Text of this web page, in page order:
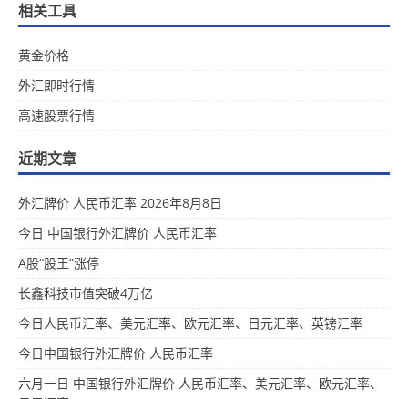
相关工具
黄金价格
外汇即时行情
高速股票行情
近期文章
外汇牌价 人民币汇率 2026年8月8日
今日 中国银行外汇牌价 人民币汇率
A股“股王”涨停
长鑫科技市值突破4万亿
今日人民币汇率、美元汇率、欧元汇率、日元汇率、英镑汇率
今日中国银行外汇牌价 人民币汇率
六月一日 中国银行外汇牌价 人民币汇率、美元汇率、欧元汇率、